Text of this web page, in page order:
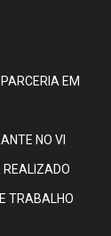
EM
NO VI
REALIZADO
TRABALHO